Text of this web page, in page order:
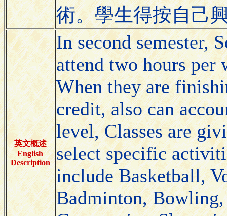
術。學生得按自己
英文概述
English
Description
In second semester,
attend two hours per
When they are
credit, also can
level, Classes are
select specific
include Basketball,
Badminton,